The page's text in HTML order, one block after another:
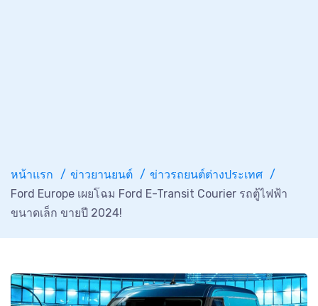
หน้าแรก ข่าวยานยนต์
ข่าวรถยนต์ต่างประเทศ
Ford Europe เผยโฉม Ford E-Transit Courier รถตู้ไฟฟ้า
ขนาดเล็ก ขายปี 2024!